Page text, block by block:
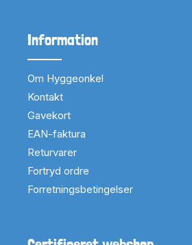
Information
Om Hyggeonkel
Kontakt
Gavekort
EAN-faktura
Returvarer
Fortryd ordre
Forretningsbetingelser